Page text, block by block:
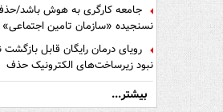
جامعه کارگری به هوش باشد/
نسنجیده «سازمان تامین
تفاهم نامه!
رویای درمان رایگان قابل
نبود زیرساخت‌های الکترونیک حذف
دفترچه‌های بیمه اشتباه مضاعف
بیشتر...